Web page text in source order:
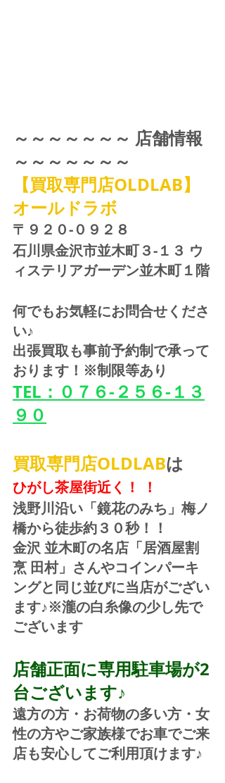
～～～～～～～ 店舗情報
～～～～～～～
【買取専門店OLDLAB】
オールドラボ
〒９２０-０９２８
石川県金沢市並木町３-１３ ウ
ィステリアガーデン並木町１階
何でもお気軽にお問合せくださ
い♪
出張買取も事前予約制で承って
おります！※制限等あり
TEL：０７６-２５６-１３
９０
買取専門店OLDLABは
ひがし茶屋街近く！ ！
浅野川沿い「鏡花のみち」梅ノ
橋から徒歩約３０秒！！
金沢 並木町の名店「居酒屋割
烹 田村」さんやコインパーキ
ングと同じ並びに当店がござい
ます♪※瀧の白糸像の少し先で
ございます
店舗正面に専用駐車場が2
台ございます♪
遠方の方・お荷物の多い方・女
性の方やご家族様でお車でご来
店も安心してご利用頂けます♪